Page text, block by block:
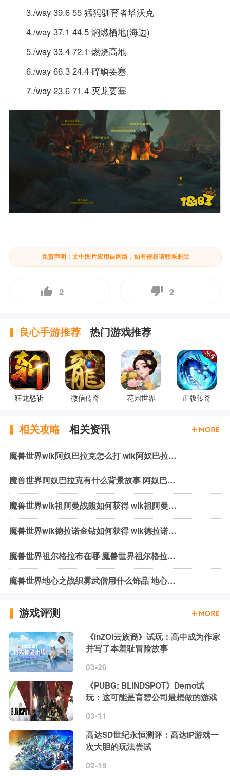
3./way 39.6 55 猛犸驯育者塔沃克
4./way 37.1 44.5 焖燃栖地(海边)
5./way 33.4 72.1 燃烧高地
6./way 66.3 24.4 碎鳞要塞
7./way 23.6 71.4 灭龙要塞
免责声明：文中图片应用自网络，如有侵权请联系删除
2 2
良心手游推荐 热门游戏推荐
狂龙怒斩 微信传奇 花园世界 正版传奇
相关攻略 相关资讯
魔兽世界wlk阿奴巴拉克怎么打 wlk阿奴巴拉克机制与打法
魔兽世界阿奴巴拉克有什么背景故事 阿奴巴拉克背景故事介绍
魔兽世界wlk祖阿曼战熊如何获得 wlk祖阿曼战熊获取方式介绍
魔兽世界wlk德拉诺金钻如何获得 wlk德拉诺金钻获取方法介绍
魔兽世界祖尔格拉布在哪 魔兽世界祖尔格拉布位置介绍
魔兽世界地心之战织雾武僧用什么饰品 地心之战织雾武僧饰品推荐
游戏评测
《inZOI云族裔》试玩：高中成为作家
并写了本羞耻冒险故事
03-20
《PUBG: BLINDSPOT》Demo试
玩：这可能是育碧公司最想做的游戏
03-11
高达SD世纪永恒测评：高达IP游戏一
次大胆的玩法尝试
02-19